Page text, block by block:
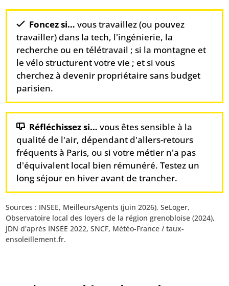
Foncez si… vous travaillez (ou pouvez
travailler) dans la tech, l'ingénierie, la
recherche ou en télétravail ; si la montagne et
le vélo structurent votre vie ; et si vous
cherchez à devenir propriétaire sans budget
parisien.
Réfléchissez si… vous êtes sensible à la
qualité de l'air, dépendant d'allers-retours
fréquents à Paris, ou si votre métier n'a pas
d'équivalent local bien rémunéré. Testez un
long séjour en hiver avant de trancher.
Sources : INSEE, MeilleursAgents (juin 2026), SeLoger,
Observatoire local des loyers de la région grenobloise (2024),
JDN d'après INSEE 2022, SNCF, Météo-France / taux-
ensoleillement.fr.